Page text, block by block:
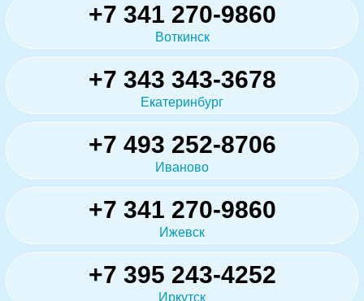
+7 341 270-9860
Воткинск
+7 343 343-3678
Екатеринбург
+7 493 252-8706
Иваново
+7 341 270-9860
Ижевск
+7 395 243-4252
Иркутск